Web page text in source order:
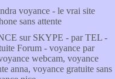
voyance - le vrai site
sans attente
sur SKYPE - par TEL -
Forum - voyance par
webcam, voyance
anna, voyance gratuite sans